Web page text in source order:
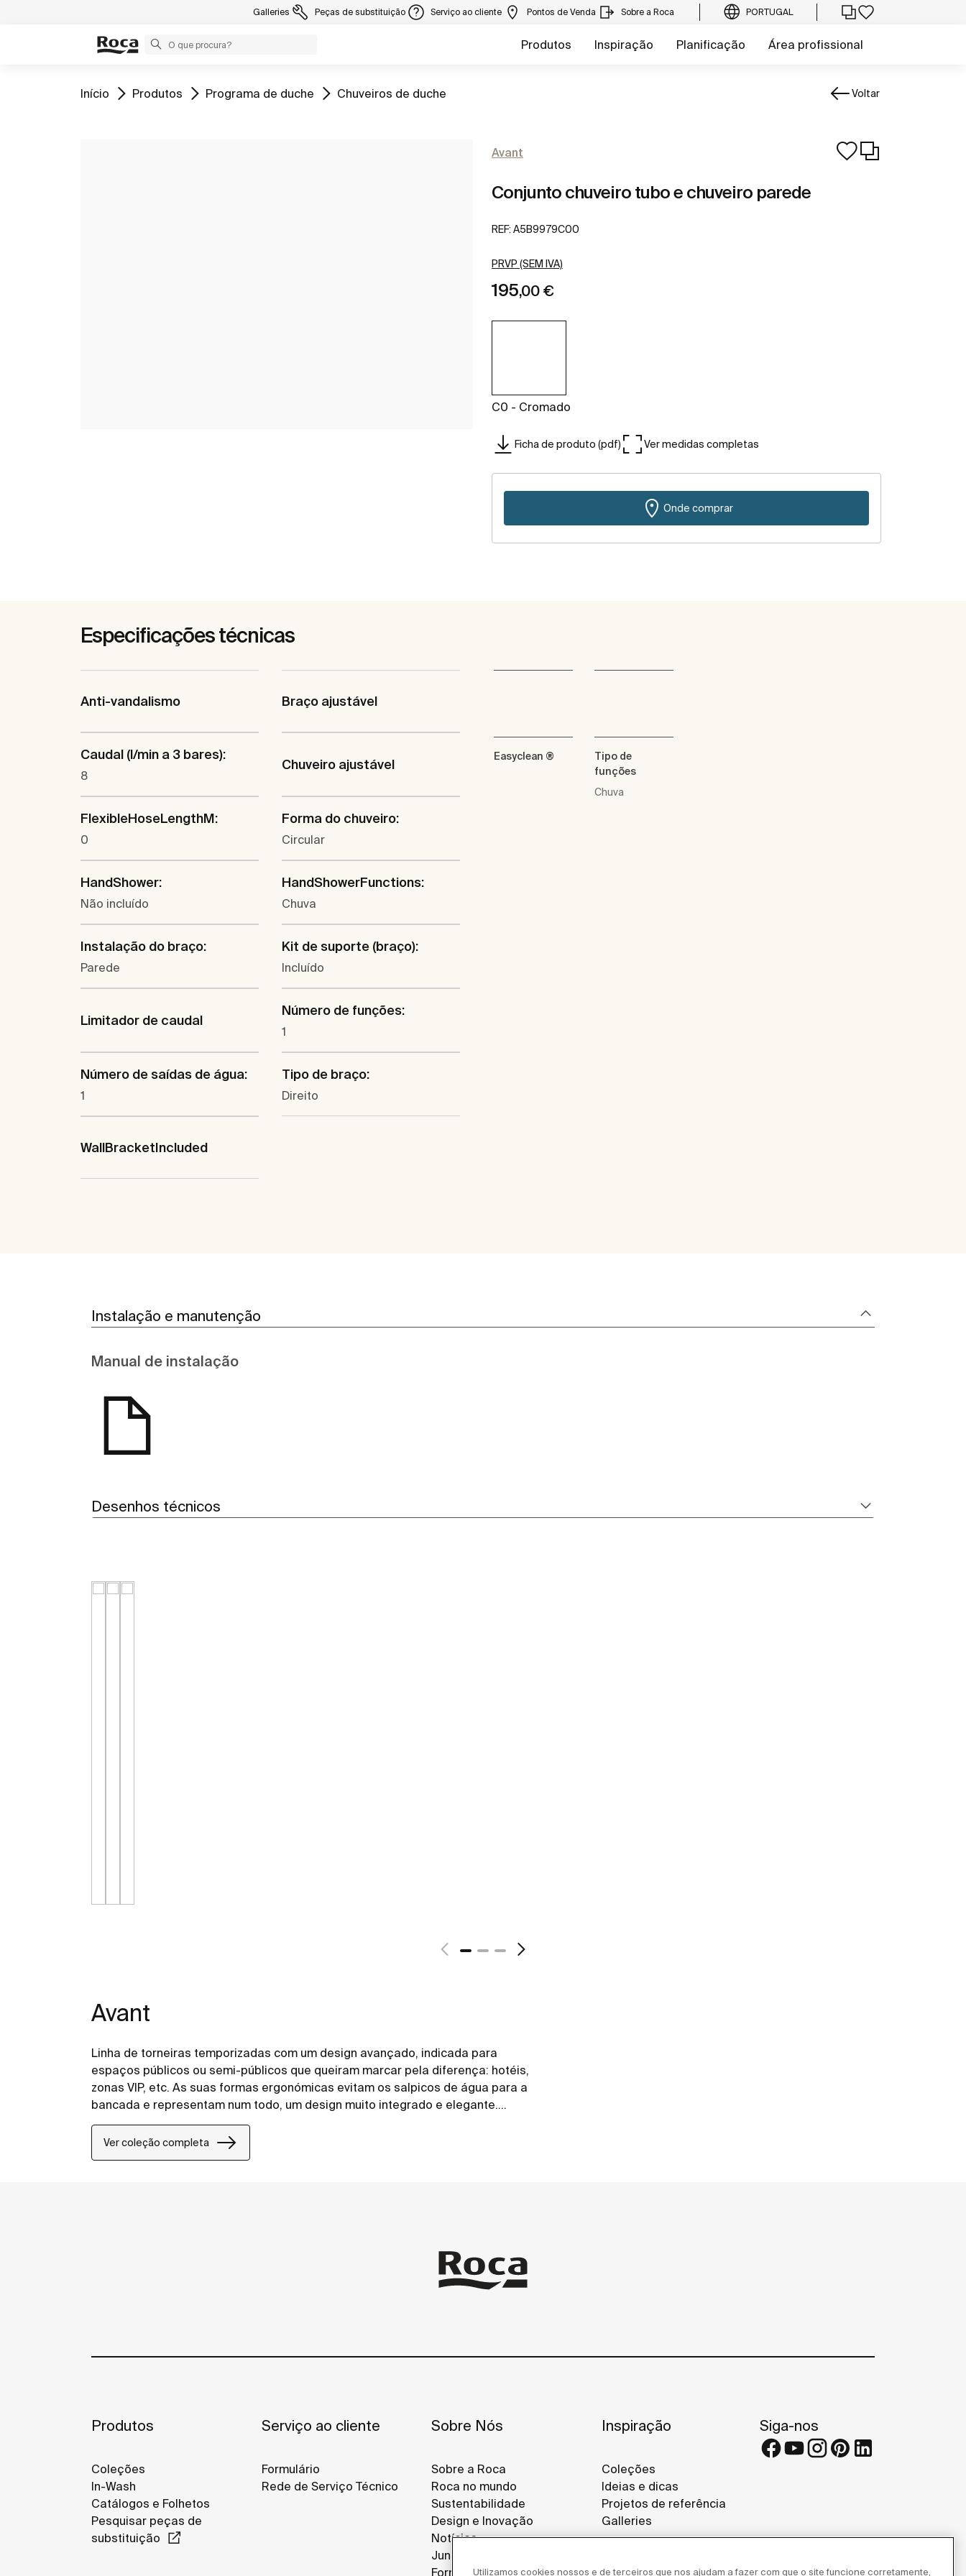
Galleries Peças de substituição Serviço ao cliente Pontos de Venda Sobre a Roca PORTUGAL
Produtos Inspiração Planificação Área profissional
Ir para
Início Ir para
Produtos Ir para
Programa de duche Ir para
Chuveiros de duche Voltar
Avant
Conjunto chuveiro tubo e chuveiro parede
REF: A5B9979C00
PRVP (SEM IVA)
195,00 €
C0 - Cromado
Ficha de produto (pdf) Ver medidas completas
Onde comprar
Especificações técnicas
Anti-vandalismo Braço ajustável
Caudal (l/min a 3 bares):
8
Chuveiro ajustável
FlexibleHoseLengthM:
0
Forma do chuveiro:
Circular
HandShower:
Não incluído
HandShowerFunctions:
Chuva
Instalação do braço:
Parede
Kit de suporte (braço):
Incluído
Limitador de caudal
Número de funções:
1
Número de saídas de água:
1
Tipo de braço:
Direito
WallBracketIncluded
Easyclean ®
Tipo de
funções
Chuva
Instalação e manutenção
Manual de instalação
Desenhos técnicos
Avant
Linha de torneiras temporizadas com um design avançado, indicada para
espaços públicos ou semi-públicos que queiram marcar pela diferença: hotéis,
zonas VIP, etc. As suas formas ergonómicas evitam os salpicos de água para a
bancada e representam num todo, um design muito integrado e elegante.
Graças ao seu botão SOFT, esta é uma coleção de uso fácil, para pessoas
idosas e crianças.
Ver coleção completa
Produtos
Coleções
In-Wash
Catálogos e Folhetos
Pesquisar peças de
substituição
Serviço ao cliente
Formulário
Rede de Serviço Técnico
Sobre Nós
Sobre a Roca
Roca no mundo
Sustentabilidade
Design e Inovação
Notícias
Junte-se a Nós
Fornecedores
Inspiração
Coleções
Ideias e dicas
Projetos de referência
Galleries
Siga-nos
Utilizamos cookies nossos e de terceiros que nos ajudam a fazer com que o site funcione corretamente,